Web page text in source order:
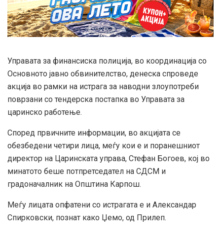
Управата за финансиска полиција, во координација со
Основното јавно обвинителство, денеска спроведе
акција во рамки на истрага за наводни злоупотреби
поврзани со тендерска постапка во Управата за
царинско работење.
Според првичните информации, во акцијата се
обезбедени четири лица, меѓу кои е и поранешниот
директор на Царинската управа, Стефан Богоев, кој во
минатото беше потпретседател на СДСМ и
градоначалник на Општина Карпош.
Меѓу лицата опфатени со истрагата е и Александар
Спирковски, познат како Џемо, од Прилеп.